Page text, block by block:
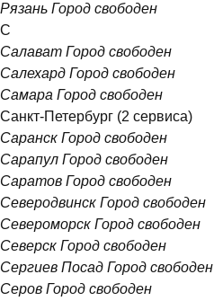
Рязань Город свободен
С
Салават Город свободен
Салехард Город свободен
Самара Город свободен
Санкт-Петербург (2 сервиса)
Саранск Город свободен
Сарапул Город свободен
Саратов Город свободен
Северодвинск Город свободен
Североморск Город свободен
Северск Город свободен
Сергиев Посад Город свободен
Серов Город свободен